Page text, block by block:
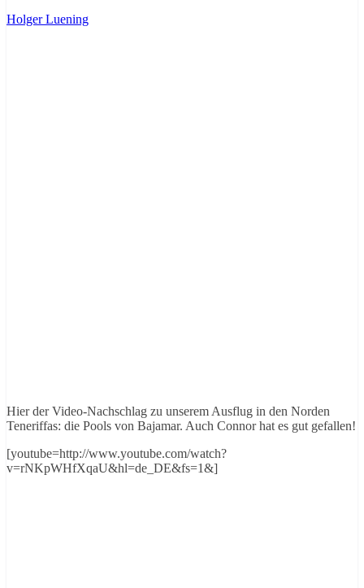
Holger Luening
Hier der Video-Nachschlag zu unserem Ausflug in den Norden
Teneriffas: die Pools von Bajamar. Auch Connor hat es gut gefallen!
[youtube=http://www.youtube.com/watch?
v=rNKpWHfXqaU&hl=de_DE&fs=1&]